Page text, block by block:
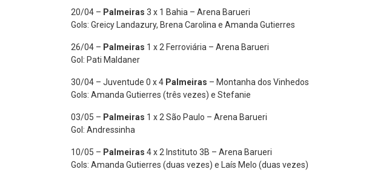
20/04 – Palmeiras 3 x 1 Bahia – Arena Barueri
Gols: Greicy Landazury, Brena Carolina e Amanda Gutierres
26/04 – Palmeiras 1 x 2 Ferroviária – Arena Barueri
Gol: Pati Maldaner
30/04 – Juventude 0 x 4 Palmeiras – Montanha dos Vinhedos
Gols: Amanda Gutierres (três vezes) e Stefanie
03/05 – Palmeiras 1 x 2 São Paulo – Arena Barueri
Gol: Andressinha
10/05 – Palmeiras 4 x 2 Instituto 3B – Arena Barueri
Gols: Amanda Gutierres (duas vezes) e Laís Melo (duas vezes)